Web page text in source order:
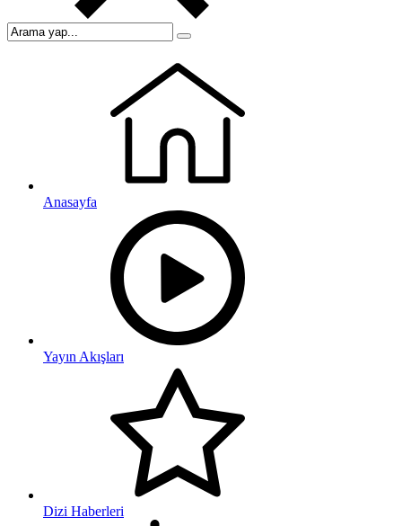
Anasayfa
Yayın Akışları
Dizi Haberleri